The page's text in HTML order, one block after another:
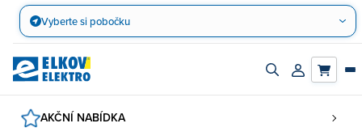
Přejít
obsah
Vyberte si pobočku
Zapnout/vypnout
Přihlásit/
AKČNÍ NABÍDKA